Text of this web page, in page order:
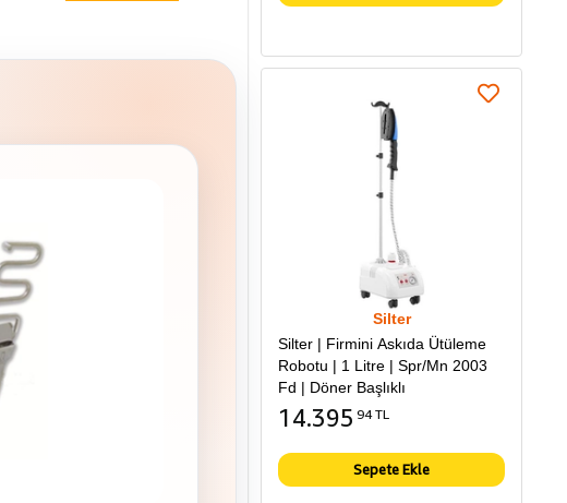
Silter
Silter | Firmini Askıda Ütüleme
Robotu | 1 Litre | Spr/Mn 2003
Fd | Döner Başlıklı
14.395 94 TL
Sepete Ekle